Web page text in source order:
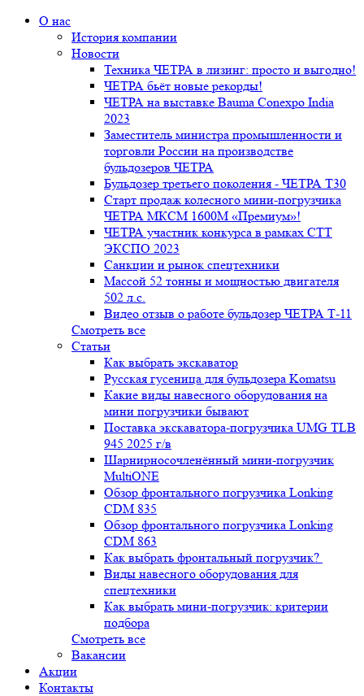
О нас
История компании
Новости
Техника ЧЕТРА в лизинг: просто и выгодно!
ЧЕТРА бьёт новые рекорды!
ЧЕТРА на выставке Bauma Conexpo India
2023
Заместитель министра промышленности и
торговли России на производстве
бульдозеров ЧЕТРА
Бульдозер третьего поколения - ЧЕТРА Т30
Старт продаж колесного мини-погрузчика
ЧЕТРА МКСМ 1600М «Премиум»!
ЧЕТРА участник конкурса в рамках СТТ
ЭКСПО 2023
Санкции и рынок спецтехники
Массой 52 тонны и мощностью двигателя
502 л.с.
Видео отзыв о работе бульдозер ЧЕТРА Т-11
Смотреть все
Статьи
Как выбрать экскаватор
Русская гусеница для бульдозера Komatsu
Какие виды навесного оборудования на
мини погрузчики бывают
Поставка экскаватора-погрузчика UMG TLB
945 2025 г/в
Шарнирносочленённый мини-погрузчик
MultiONE
Обзор фронтального погрузчика Lonking
CDM 835
Обзор фронтального погрузчика Lonking
CDM 863
Как выбрать фронтальный погрузчик?
Виды навесного оборудования для
спецтехники
Как выбрать мини-погрузчик: критерии
подбора
Смотреть все
Вакансии
Акции
Контакты